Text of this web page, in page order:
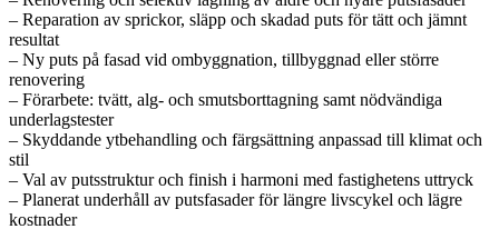
– Reparation av sprickor, släpp och skadad puts för tätt och jämnt
resultat
– Ny puts på fasad vid ombyggnation, tillbyggnad eller större
renovering
– Förarbete: tvätt, alg- och smutsborttagning samt nödvändiga
underlagstester
– Skyddande ytbehandling och färgsättning anpassad till klimat och
stil
– Val av putsstruktur och finish i harmoni med fastighetens uttryck
– Planerat underhåll av putsfasader för längre livscykel och lägre
kostnader